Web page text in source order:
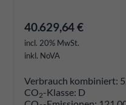
40.629,64 €
incl. 20% MwSt.
inkl. NoVA
Verbrauch kombiniert:
CO2-Klasse: D